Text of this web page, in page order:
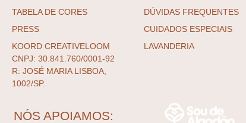
TABELA DE CORES
PRESS
KOORD CREATIVELOOM
CNPJ: 30.841.760/0001-92
R: JOSÉ MARIA LISBOA,
1002/SP.
DÚVIDAS FREQUENTES
CUIDADOS ESPECIAIS
LAVANDERIA
NÓS APOIAMOS: